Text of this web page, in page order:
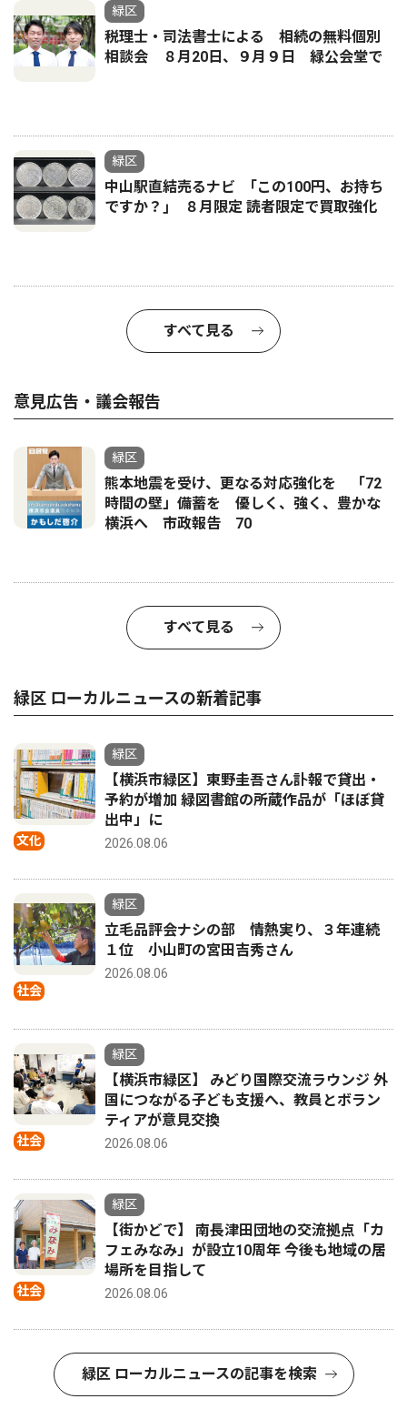
緑区
税理士・司法書士による 相続の無料個別
相談会 ８月20日、９月９日 緑公会堂で
緑区
中山駅直結売るナビ ｢この100円、お持ち
ですか？｣ ８月限定 読者限定で買取強化
すべて見る
意見広告・議会報告
緑区
熊本地震を受け、更なる対応強化を 「72
時間の壁」備蓄を 優しく、強く、豊かな
横浜へ 市政報告 70
すべて見る
緑区 ローカルニュースの新着記事
文化
緑区
【横浜市緑区】東野圭吾さん訃報で貸出・
予約が増加 緑図書館の所蔵作品が「ほぼ貸
出中」に
2026.08.06
社会
緑区
立毛品評会ナシの部 情熱実り、３年連続
１位 小山町の宮田吉秀さん
2026.08.06
社会
緑区
【横浜市緑区】 みどり国際交流ラウンジ 外
国につながる子ども支援へ、教員とボラン
ティアが意見交換
2026.08.06
社会
緑区
【街かどで】 南長津田団地の交流拠点「カ
フェみなみ」が設立10周年 今後も地域の居
場所を目指して
2026.08.06
緑区 ローカルニュースの記事を検索